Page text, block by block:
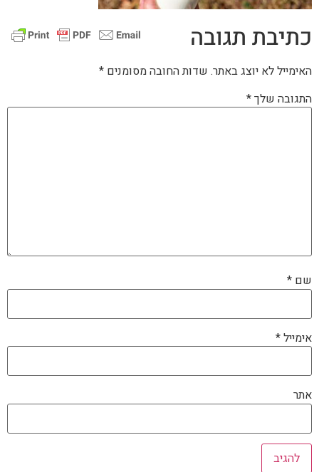
כתיבת תגובה
האימייל לא יוצג באתר. שדות החובה מסומנים *
התגובה שלך*
שם *
אימייל*
אתר